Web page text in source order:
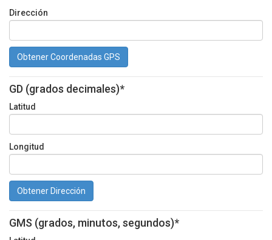
Dirección
Obtener Coordenadas GPS
GD (grados decimales)*
Latitud
Longitud
Obtener Dirección
GMS (grados, minutos, segundos)*